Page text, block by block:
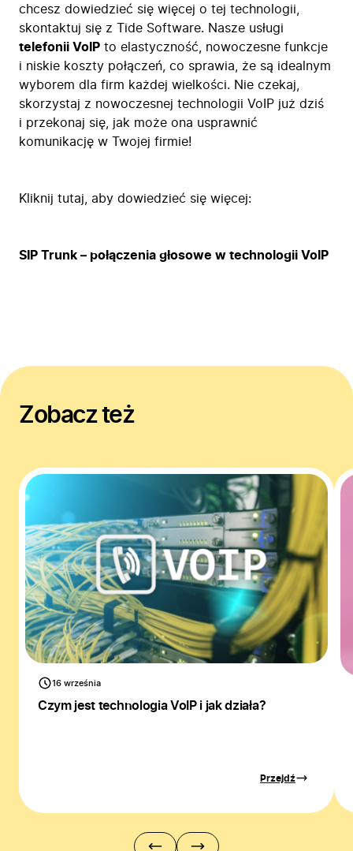
chcesz dowiedzieć się więcej o tej technologii,
skontaktuj się z Tide Software. Nasze usługi
telefonii VoIP to elastyczność, nowoczesne funkcje
i niskie koszty połączeń, co sprawia, że są idealnym
wyborem dla firm każdej wielkości. Nie czekaj,
skorzystaj z nowoczesnej technologii VoIP już dziś
i przekonaj się, jak może ona usprawnić
komunikację w Twojej firmie!
Kliknij tutaj, aby dowiedzieć się więcej:
SIP Trunk – połączenia głosowe w technologii VoIP
Zobacz też
16 września
Czym jest technologia VoIP i jak działa?
Przejdź